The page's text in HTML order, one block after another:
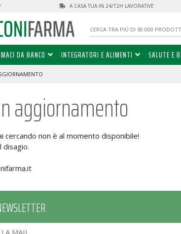
A CASA TUA IN 24/72H LAVORATIVE
DA BANCO INTEGRATORI E ALIMENTI SALUTE E
aggiornamento
cercando non è al momento disponibile!
disagio.